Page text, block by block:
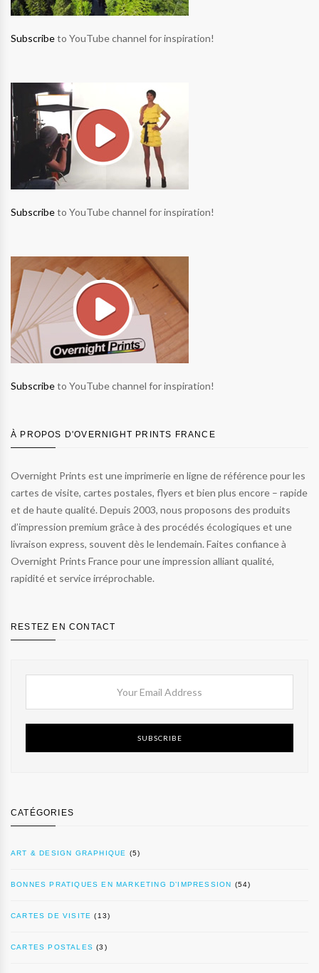
Subscribeto YouTube channel for inspiration!
Subscribeto YouTube channel for inspiration!
Subscribeto YouTube channel for inspiration!
À PROPOS D'OVERNIGHT PRINTS FRANCE
Overnight Prints est une imprimerie en ligne de référence pour les
cartes de visite, cartes postales, flyers et bien plus encore – rapide
et de haute qualité. Depuis 2003, nous proposons des produits
d’impression premium grâce à des procédés écologiques et une
livraison express, souvent dès le lendemain. Faites confiance à
Overnight Prints France pour une impression alliant qualité,
rapidité et service irréprochable.
RESTEZ EN CONTACT
SUBSCRIBE
CATÉGORIES
ART & DESIGN GRAPHIQUE (5)
BONNES PRATIQUES EN MARKETING D’IMPRESSION (54)
CARTES DE VISITE (13)
CARTES POSTALES (3)